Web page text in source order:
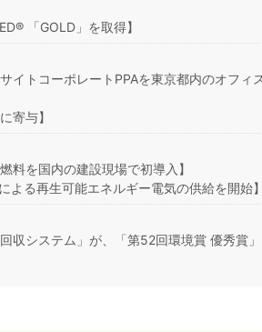
「GOLD」を取得】
イトコーポレートPPAを東京都内のオフィ
寄与】
を国内の建設現場で初導入】
よる再生可能エネルギー電気の供給を開始
収システム」が、「第52回環境賞 優秀賞